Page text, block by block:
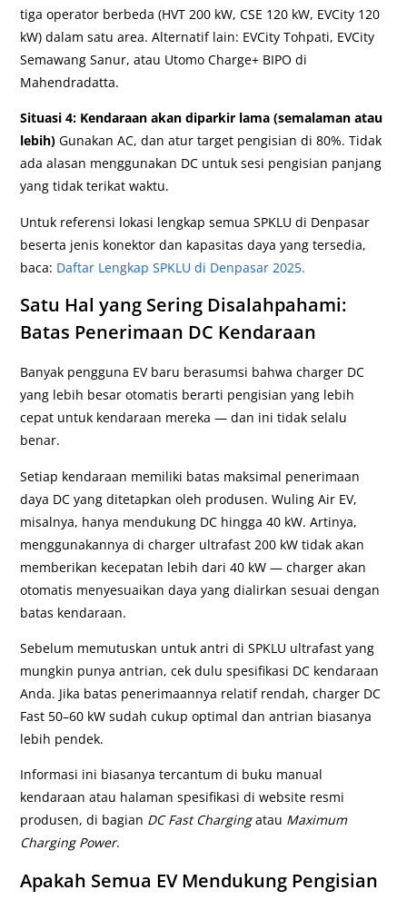
tiga operator berbeda (HVT 200 kW, CSE 120 kW, EVCity 120
kW) dalam satu area. Alternatif lain: EVCity Tohpati, EVCity
Semawang Sanur, atau Utomo Charge+ BIPO di
Mahendradatta.
Situasi 4: Kendaraan akan diparkir lama (semalaman atau
lebih) Gunakan AC, dan atur target pengisian di 80%. Tidak
ada alasan menggunakan DC untuk sesi pengisian panjang
yang tidak terikat waktu.
Untuk referensi lokasi lengkap semua SPKLU di Denpasar
beserta jenis konektor dan kapasitas daya yang tersedia,
baca: Daftar Lengkap SPKLU di Denpasar 2025.
Satu Hal yang Sering Disalahpahami:
Batas Penerimaan DC Kendaraan
Banyak pengguna EV baru berasumsi bahwa charger DC
yang lebih besar otomatis berarti pengisian yang lebih
cepat untuk kendaraan mereka — dan ini tidak selalu
benar.
Setiap kendaraan memiliki batas maksimal penerimaan
daya DC yang ditetapkan oleh produsen. Wuling Air EV,
misalnya, hanya mendukung DC hingga 40 kW. Artinya,
menggunakannya di charger ultrafast 200 kW tidak akan
memberikan kecepatan lebih dari 40 kW — charger akan
otomatis menyesuaikan daya yang dialirkan sesuai dengan
batas kendaraan.
Sebelum memutuskan untuk antri di SPKLU ultrafast yang
mungkin punya antrian, cek dulu spesifikasi DC kendaraan
Anda. Jika batas penerimaannya relatif rendah, charger DC
Fast 50–60 kW sudah cukup optimal dan antrian biasanya
lebih pendek.
Informasi ini biasanya tercantum di buku manual
kendaraan atau halaman spesifikasi di website resmi
produsen, di bagian DC Fast Chargingatau Maximum
Charging Power.
Apakah Semua EV Mendukung Pengisian